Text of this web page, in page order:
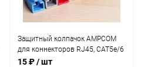
Защитный колпачок AMPCOM
для коннекторов RJ45, CAT5e/6
Голубой
15 ₽/ шт